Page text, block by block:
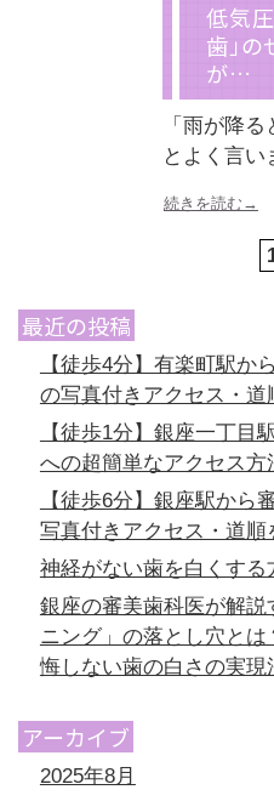
低気
歯」
が…
「雨が降
とよく言
続きを読む→
最近の投稿
【徒歩4分】有楽町駅か
の写真付きアクセス・道
【徒歩1分】銀座一丁目
への超簡単なアクセス
【徒歩6分】銀座駅から
写真付きアクセス・道順
神経がない歯を白くす
銀座の審美歯科医が解説
ニング」の落とし穴と
悔しない歯の白さの実現
アーカイブ
2025年8月